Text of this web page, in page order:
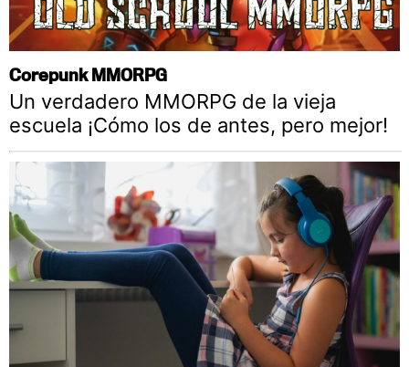
Corepunk MMORPG
Un verdadero MMORPG de la vieja
escuela ¡Cómo los de antes, pero mejor!